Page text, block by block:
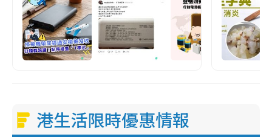
港生活限時優惠情報